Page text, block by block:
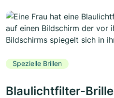
Spezielle Brillen
Blaulichtfilter-